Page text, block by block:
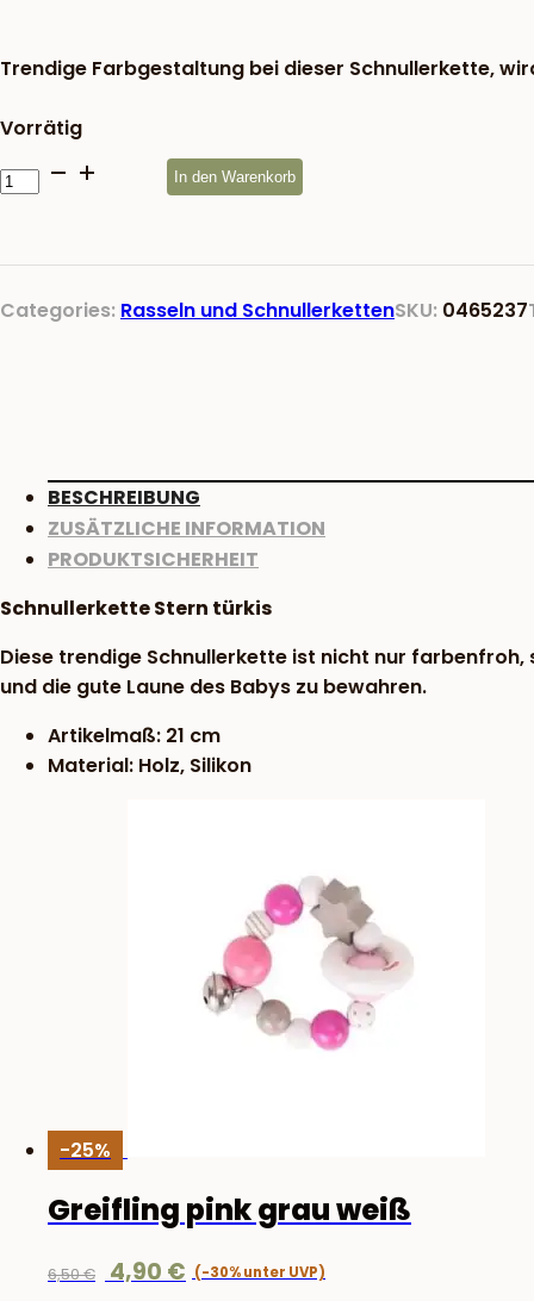
8,17 €
Trendige Farbgestaltung bei dieser Schnullerkette,
Vorrätig
Schnullerkette
Stern
Menge
In den Warenkorb
Categories: Rasseln und SchnullerkettenSKU: 0465237
BESCHREIBUNG
ZUSÄTZLICHE INFORMATION
PRODUKTSICHERHEIT
Schnullerkette Stern türkis
Diese trendige Schnullerkette ist nicht nur
und die gute Laune des Babys zu bewahren.
Artikelmaß: 21 cm
Material: Holz, Silikon
-25%
Greifling pink grau weiß
6,50€
Ursprünglicher
4,90 €